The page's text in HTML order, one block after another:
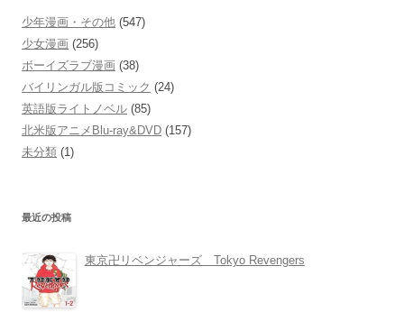
少年漫画・その他 (547)
少女漫画 (256)
ボーイズラブ漫画 (38)
バイリンガル版コミック (24)
英語版ライトノベル (85)
北米版アニメBlu-ray&DVD (157)
未分類 (1)
最近の投稿
東京卍リベンジャーズ Tokyo Revengers